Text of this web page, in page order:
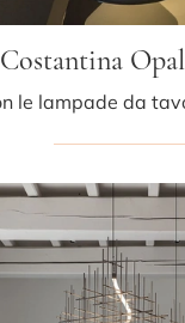
Costantina